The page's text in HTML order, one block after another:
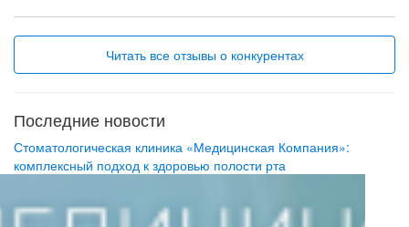
все прошло волшебно, как в сказке.
Что касается стоимости, то цена как и везде по минску
Читать все отзывы о конкурентах
Последние новости
Стоматологическая клиника «Медицинская Компания»:
комплексный подход к здоровью полости рта